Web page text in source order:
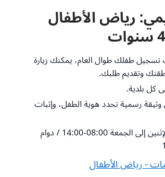
رياض الأطفال
طفلك طوال العام، يمكنك زيارة
وتقديم طلبك.
كل بلدية.
رسمية تحدد هوية الطفل، وإثبات
جدول المدرسة: من الإثنين إلى الجمعة 08:00-14:00 / دوام
- رياض الأطفال